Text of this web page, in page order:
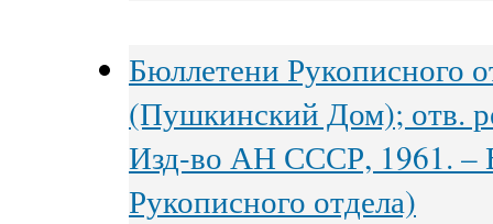
Бюллетени
(Пушкинский Дом); отв.
Изд-во АН СССР, 1961. –
Рукописного отдела)